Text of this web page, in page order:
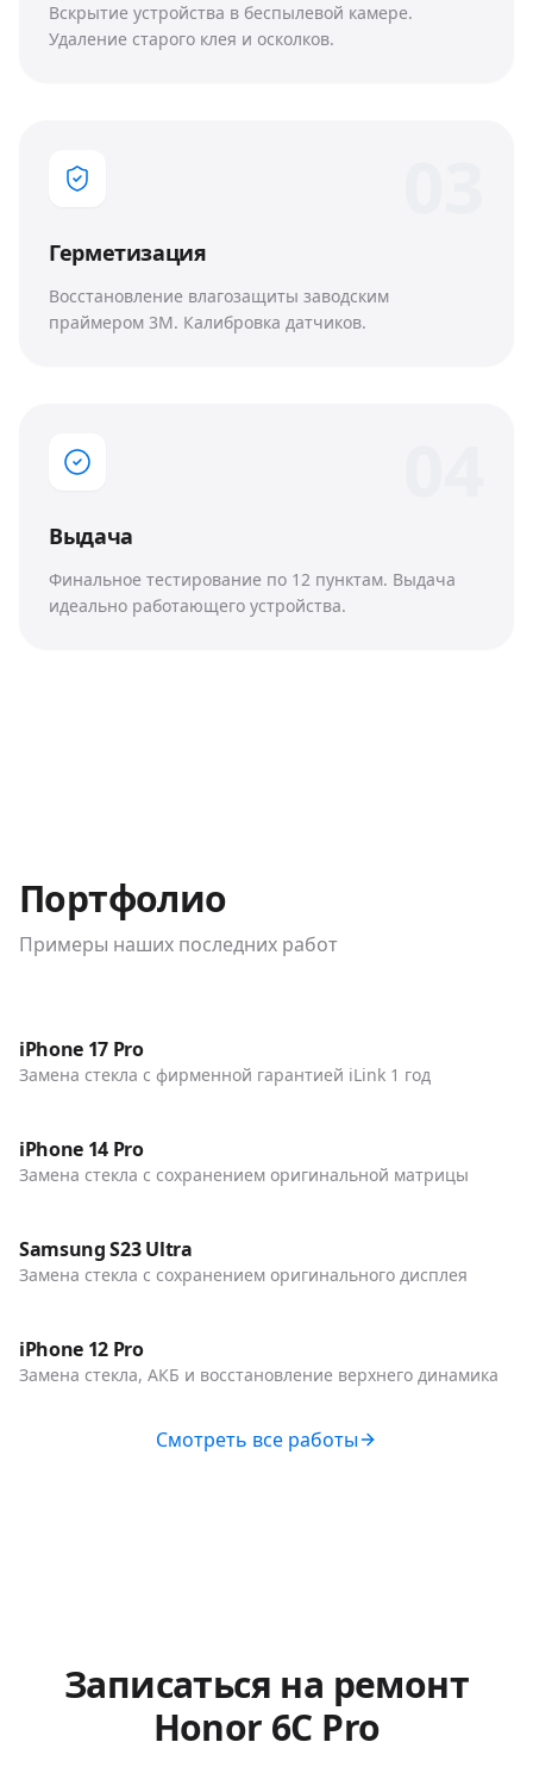
Вскрытие устройства в беспылевой камере.
Удаление старого клея и осколков.
Герметизация
Восстановление влагозащиты заводским
праймером 3M. Калибровка датчиков.
Выдача
Финальное тестирование по 12 пунктам. Выдача
идеально работающего устройства.
Портфолио
Примеры наших последних работ
Телефоны
iPhone 17 Pro
Замена стекла с фирменной гарантией iLink 1 год
Телефоны
До / После
iPhone 14 Pro
Замена стекла с сохранением оригинальной матрицы
Телефоны
До / После
Samsung S23 Ultra
Замена стекла с сохранением оригинального дисплея
Телефоны
До / После
iPhone 12 Pro
Замена стекла, АКБ и восстановление верхнего динамика
Смотреть все работы
Записаться на ремонт
Honor 6C Pro